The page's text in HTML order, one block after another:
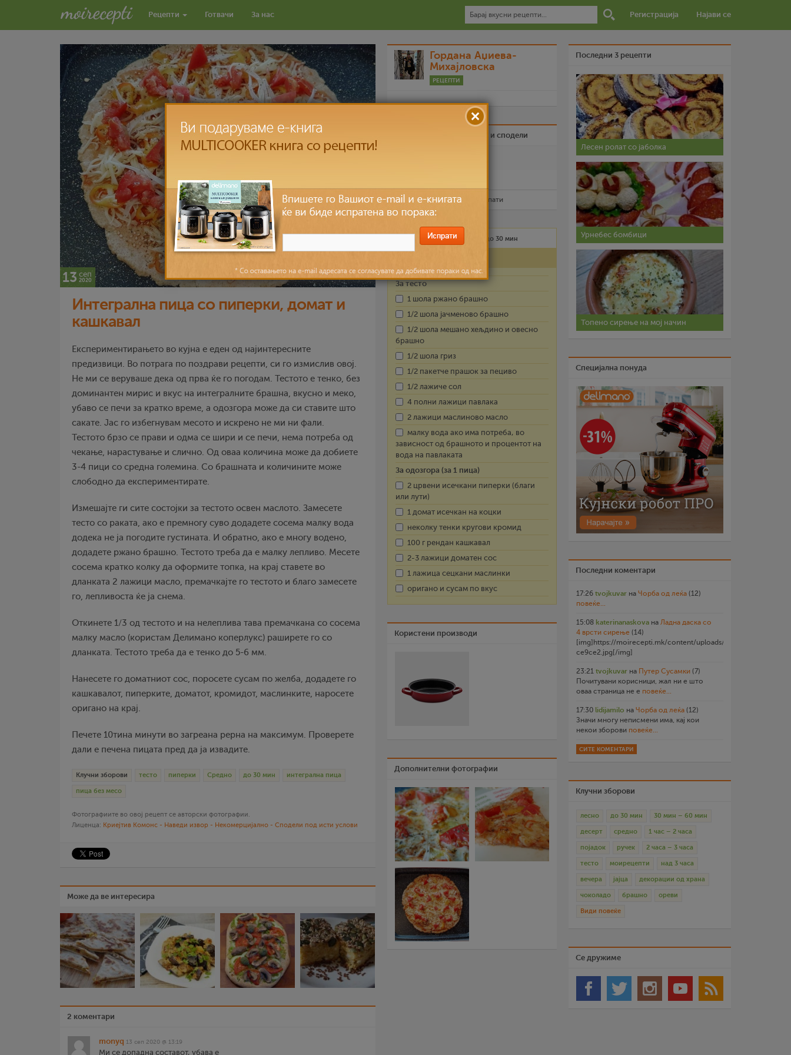
Рецепти Готвачи За нас Регистрација Најави се
13 сеп
2020
Интегрална пица со пиперки, домат и
кашкавал
Експериментирањето во кујна е еден од најинтересните
предизвици. Во потрага по поздрави рецепти, си го измислив овој.
Не ми се веруваше дека од прва ќе го погодам. Тестото е тенко, без
доминантен мирис и вкус на интегралните брашна, вкусно и меко,
убаво се печи за кратко време, а одозгора може да си ставите што
сакате. Јас го избегнувам месото и искрено не ми ни фали.
Тестото брзо се прави и одма се шири и се печи, нема потреба од
чекање, нарастување и слично. Од оваа количина може да добиете
3-4 пици со средна големина. Со брашната и количините може
слободно да експериментирате.
Измешајте ги сите состојки за тестото освен маслото. Замесете
тесто со раката, ако е премногу суво додадете сосема малку вода
додека не ја погодите густината. И обратно, ако е многу водено,
додадете ржано брашно. Тестото треба да е малку лепливо. Месете
сосема кратко колку да оформите топка, на крај ставете во
дланката 2 лажици масло, премачкајте го тестото и благо замесете
го, лепливоста ќе ја снема.
Откинете 1/3 од тестото и на нелеплива тава премачкана со сосема
малку масло (користам Делимано коперлукс) раширете го со
дланката. Тестото треба да е тенко до 5-6 мм.
Нанесете го доматниот сос, поросете сусам по желба, додадете го
кашкавалот, пиперките, доматот, кромидот, маслинките, наросете
оригано на крај.
Печете 10тина минути во загреана рерна на максимум. Проверете
дали е печена пицата пред да ја извадите.
Клучни зборови тесто пиперки Средно до 30 мин интегрална пица
пица без месо
Фотографиите во овој рецепт се авторски фотографии.
Лиценца: Криејтив Комонс - Наведи извор - Некомерцијално - Сподели под исти услови
Може да ве интересира
2 коментари
monyq 13 сеп 2020 @ 13:19
Ми се допадна составот, убава е
Гордана Аџиева-
Михајловска
РЕЦЕПТИ
Биди вистински пријател и сподели
Рецептот е прочитан пати
Средно 1 лица до 30 мин
За тесто
1 шола ржано брашно
1/2 шола јачменово брашно
1/2 шола мешано хељдино и овесно
брашно
1/2 шола гриз
1/2 пакетче прашок за пециво
1/2 лажиче сол
4 полни лажици павлака
2 лажици маслиново масло
малку вода ако има потреба, во
зависност од брашното и процентот на
вода на павлаката
За одозгора (за 1 пица)
2 црвени исечкани пиперки (благи
или лути)
1 домат исечкан на коцки
неколку тенки кругови кромид
100 г рендан кашкавал
2-3 лажици доматен сос
1 лажица сецкани маслинки
оригано и сусам по вкус
Користени производи
Дополнителни фотографии
Последни 3 рецепти
Лесен ролат со јаболка
Урнебес бомбици
Топено сирење на мој начин
Специјална понуда
Последни коментари
17:26 tvojkuvar на Чорба од леќа (12)
повеќе...
15:08 katerinanaskova на Ладна даска со
4 врсти сирење (14)
[img]https://moirecepti.mk/content/uploads/2026/07/
ce9ce2.jpg[/img]
23:21 tvojkuvar на Путер Сусамки (7)
Почитувани корисници, жал ни е што
оваа страница не е повеќе...
17:30 lidijamilo на Чорба од леќа (12)
Значи многу неписмени има, кај кои
некои зборови повеќе...
СИТЕ КОМЕНТАРИ
Клучни зборови
лесно до 30 мин 30 мин – 60 мин
десерт средно 1 час – 2 часа
појадок ручек 2 часа – 3 часа
тесто моирецепти над 3 часа
вечера јајца декорации од храна
чоколадо брашно ореви
Види повеќе
Се дружиме